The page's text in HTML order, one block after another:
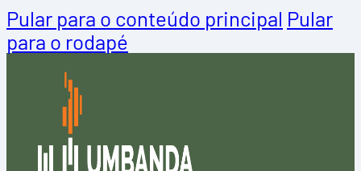
Pular para o conteúdo principal Pular
para o rodapé